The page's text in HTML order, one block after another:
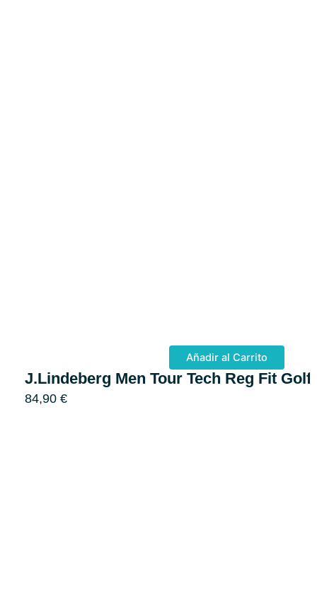
Añadir al Carrito
J.Lindeberg Men Tour Tech Reg Fit Golf
84,90 €